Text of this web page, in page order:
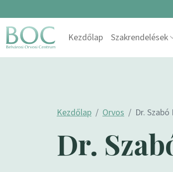
Skip to content
Main Navigation
Kezdőlap Szakrendelések
Kezdőlap Orvos Dr.
Dr.